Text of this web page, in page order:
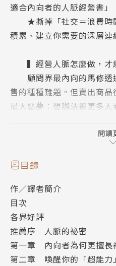
適合內向者的人脈經營書」
★撕掉「社交＝浪費時
積累、建立你需要的深層連
▍經營人脈怎麼做，才
顧問界最內向的馬修透
售的種種難題。但賣出商
最大惡夢：想辦法被更多
人魅力，也能誠實展現自己
▍To全天下的I人：社交
「外向者」的專利！他認為
勢，因為他們更有策略、更
建立更深層的關係。本書用
廣大內向者證明：找對自己
成為你的助力！
閱讀
目錄
作／譯者簡介
目次
各界好評
推薦序 人脈的祕密
第一章 內向者為何更擅長
第二章 喚醒你的「超能力」